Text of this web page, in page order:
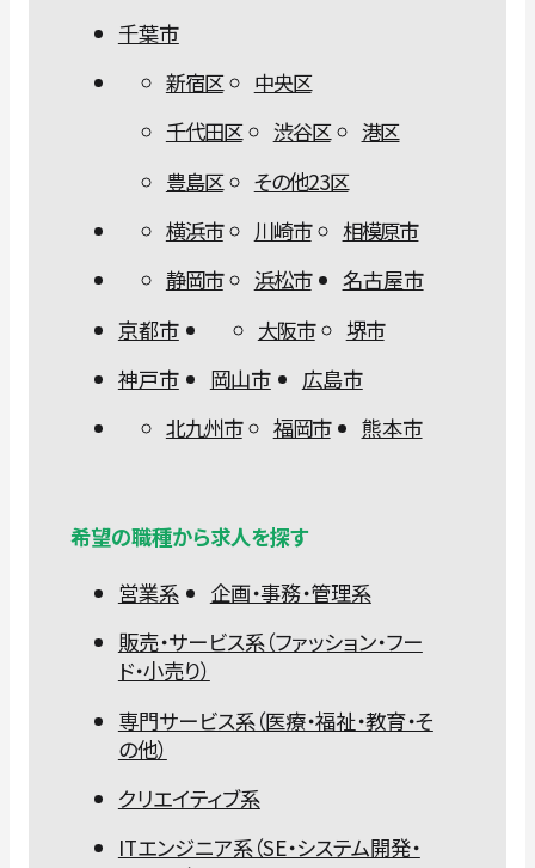
千葉市
新宿区
中央区
千代田区
渋谷区
港区
豊島区
その他23区
横浜市
川崎市
相模原市
静岡市
浜松市
名古屋市
京都市
大阪市
堺市
神戸市
岡山市
広島市
北九州市
福岡市 熊本市
希望の職種から求人を探す
営業系
企画・事務・管理系
販売・サービス系（ファッション・フー
ド・小売り）
専門サービス系（医療・福祉・教育・そ
の他）
クリエイティブ系
ITエンジニア系（SE・システム開発・